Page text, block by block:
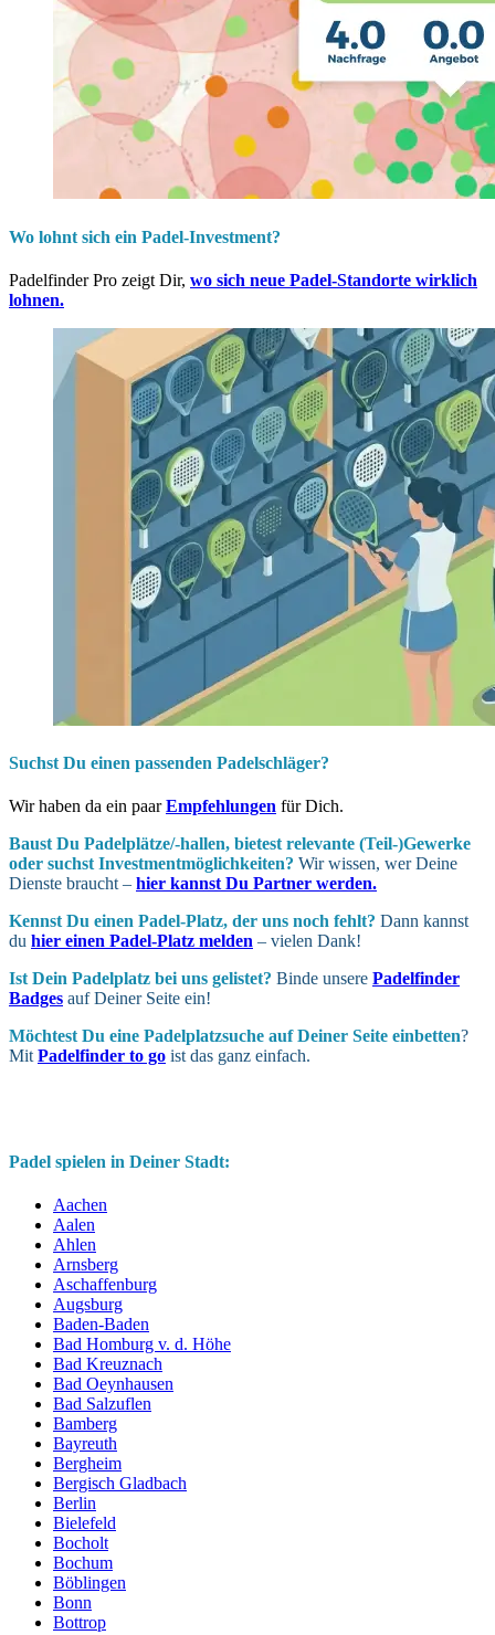
Wo lohnt sich ein Padel-Investment?
Padelfinder Pro zeigt Dir, wo sich neue Padel-Standorte wirklich
lohnen.
Suchst Du einen passenden Padelschläger?
Wir haben da ein paarEmpfehlungen für Dich.
Baust Du Padel­plätze/-hallen, bietest relevante (Teil-)Gewerke
oder suchst In­vest­ment­möglich­keiten? Wir wissen, wer Deine
Dienste braucht – hier kannst Du Partner werden.
Kennst Du einen Padel-Platz, der uns noch fehlt? Dann kannst
du hier einen Padel-Platz melden – vielen Dank!
Ist Dein Padel­platz bei uns gelistet? Binde unsere Padelfinder
Badges auf Deiner Seite ein!
Möchtest Du eine Padel­platz­suche auf Deiner Seite ein­betten?
MitPadelfinder to go ist das ganz einfach.
Padel spielen in Deiner Stadt:
Aachen
Aalen
Ahlen
Arnsberg
Aschaffenburg
Augsburg
Baden-Baden
Bad Homburg v. d. Höhe
Bad Kreuznach
Bad Oeynhausen
Bad Salzuflen
Bamberg
Bayreuth
Bergheim
Bergisch Gladbach
Berlin
Bielefeld
Bocholt
Bochum
Böblingen
Bonn
Bottrop